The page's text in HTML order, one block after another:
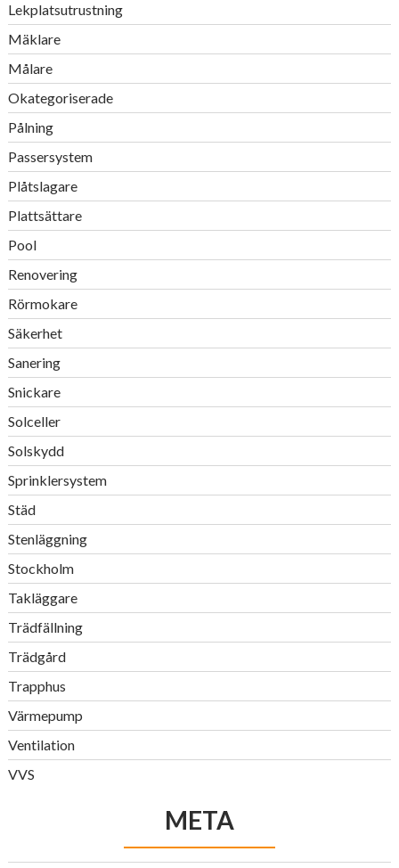
Lekplatsutrustning
Mäklare
Målare
Okategoriserade
Pålning
Passersystem
Plåtslagare
Plattsättare
Pool
Renovering
Rörmokare
Säkerhet
Sanering
Snickare
Solceller
Solskydd
Sprinklersystem
Städ
Stenläggning
Stockholm
Takläggare
Trädfällning
Trädgård
Trapphus
Värmepump
Ventilation
VVS
META